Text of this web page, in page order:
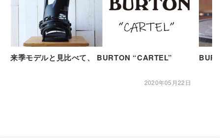
来季モデルと見比べて、 BURTON “CARTEL”
2020年05月22日